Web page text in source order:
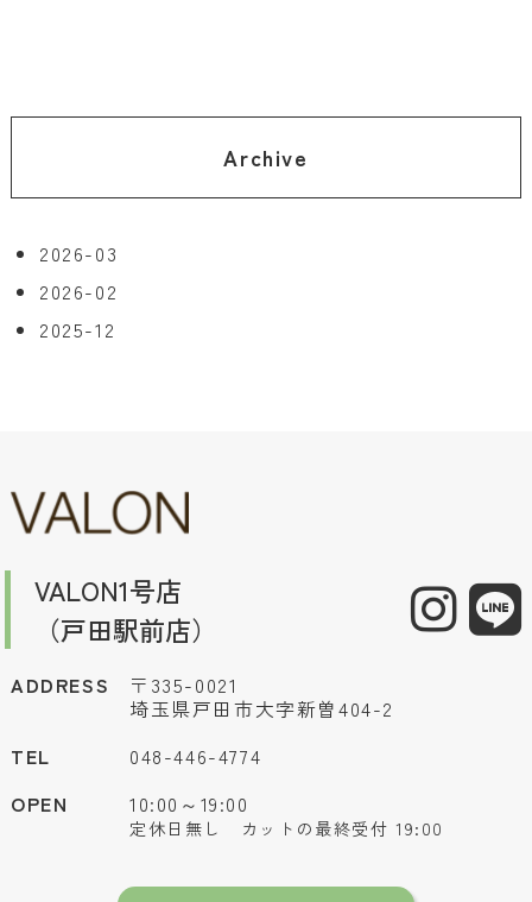
Archive
2026-03
2026-02
2025-12
VALON1号店
（戸田駅前店）
ADDRESS
〒335-0021
埼玉県戸田市大字新曽404-2
TEL
048-446-4774
OPEN
10:00～19:00
定休日無し カットの最終受付 19:00